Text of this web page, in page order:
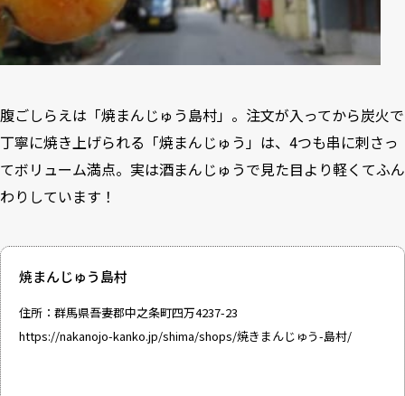
腹ごしらえは「焼まんじゅう島村」。注文が入ってから炭火で
丁寧に焼き上げられる「焼まんじゅう」は、4つも串に刺さっ
てボリューム満点。実は酒まんじゅうで見た目より軽くてふん
わりしています！
焼まんじゅう島村
住所：群馬県吾妻郡中之条町四万4237-23
https://nakanojo-kanko.jp/shima/shops/焼きまんじゅう-島村/